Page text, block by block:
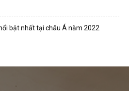
bật nhất tại châu Á năm 2022